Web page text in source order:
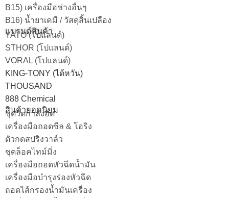
B15) เครื่องมือช่างอื่นๆ
B16) น้ำยาเคมี / วัสดุสิ้นเปลือง
แบรนด์สินค้า
YATO (โปแลนด์)
STHOR (โปแลนด์)
VORAL (โปแลนด์)
KING-TONY (ไต้หวัน)
THOUSAND
888 Chemical
สินค้ายอดนิยม
ชุดวัดกำลังอัด
เครื่องมือถอดซีล & โอริง
ตัวกดสปริงวาล์ว
ชุดล็อคไทม์มิ่ง
เครื่องมือถอดหัวฉีดน้ำมัน
เครื่องมือบำรุงร่องหัวฉีด
ถอดไส้กรองน้ำมันเครื่อง